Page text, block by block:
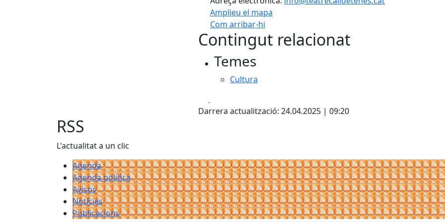
Amplieu el mapa
Com arribar-hi
+
−
Contingut relacionat
Temes
Cultura
Darrera actualització: 24.04.2025 | 09:20
RSS
L'actualitat a un clic
Agenda
Agenda política
Avisos
Notícies
Publicacions